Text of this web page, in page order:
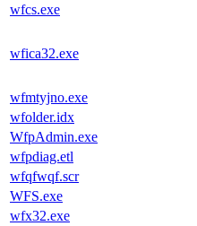
wfcs.exe
wfica32.exe
wfmtyjno.exe
wfolder.idx
WfpAdmin.exe
wfpdiag.etl
wfqfwqf.scr
WFS.exe
wfx32.exe